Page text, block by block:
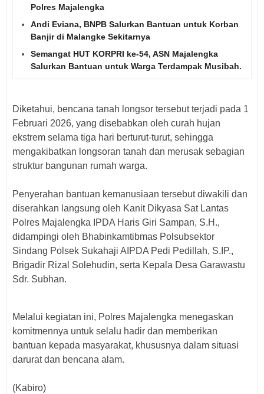
Polres Majalengka
Andi Eviana, BNPB Salurkan Bantuan untuk Korban
Banjir di Malangke Sekitarnya
Semangat HUT KORPRI ke-54, ASN Majalengka
Salurkan Bantuan untuk Warga Terdampak Musibah.
‎Diketahui, bencana tanah longsor tersebut terjadi pada 1
Februari 2026, yang disebabkan oleh curah hujan
ekstrem selama tiga hari berturut-turut, sehingga
mengakibatkan longsoran tanah dan merusak sebagian
struktur bangunan rumah warga.
‎Penyerahan bantuan kemanusiaan tersebut diwakili dan
diserahkan langsung oleh Kanit Dikyasa Sat Lantas
Polres Majalengka IPDA Haris Giri Sampan, S.H.,
didampingi oleh Bhabinkamtibmas Polsubsektor
Sindang Polsek Sukahaji AIPDA Pedi Pedillah, S.IP.,
Brigadir Rizal Solehudin, serta Kepala Desa Garawastu
Sdr. Subhan.
‎Melalui kegiatan ini, Polres Majalengka menegaskan
komitmennya untuk selalu hadir dan memberikan
bantuan kepada masyarakat, khususnya dalam situasi
darurat dan bencana alam.
‎(Kabiro)